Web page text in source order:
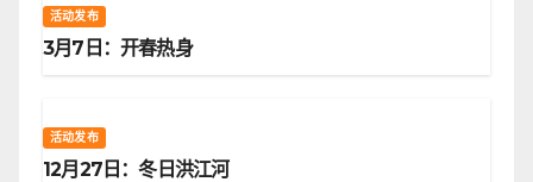
活动发布
3月7日：开春热身
活动发布
12月27日：冬日洪江河